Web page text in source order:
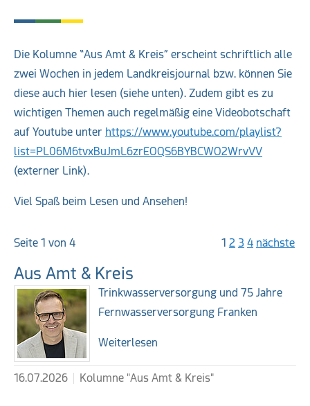
Die Kolumne “Aus Amt & Kreis” erscheint schriftlich alle
zwei Wochen in jedem Landkreisjournal bzw. können Sie
diese auch hier lesen (siehe unten). Zudem gibt es zu
wichtigen Themen auch regelmäßig eine Videobotschaft
auf Youtube unter https://www.youtube.com/playlist?
list=PL06M6tvxBuJmL6zrEOQS6BYBCWO2WrvVV
(externer Link).
Viel Spaß beim Lesen und Ansehen!
Weiterführende Links
Seite 1 von 4 1 2 3 4 nächste
Aus Amt & Kreis
Trinkwasserversorgung und 75 Jahre
Fernwasserversorgung Franken
Weiterlesen
16.07.2026 Kolumne "Aus Amt & Kreis"